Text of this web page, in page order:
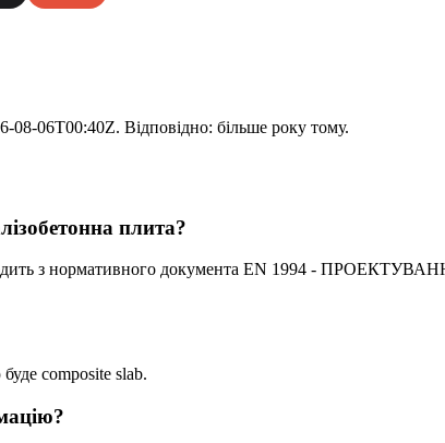
08-06T00:40Z. Відповідно: більше року тому.
плита?
з нормативного документа EN 1994 -
composite slab.